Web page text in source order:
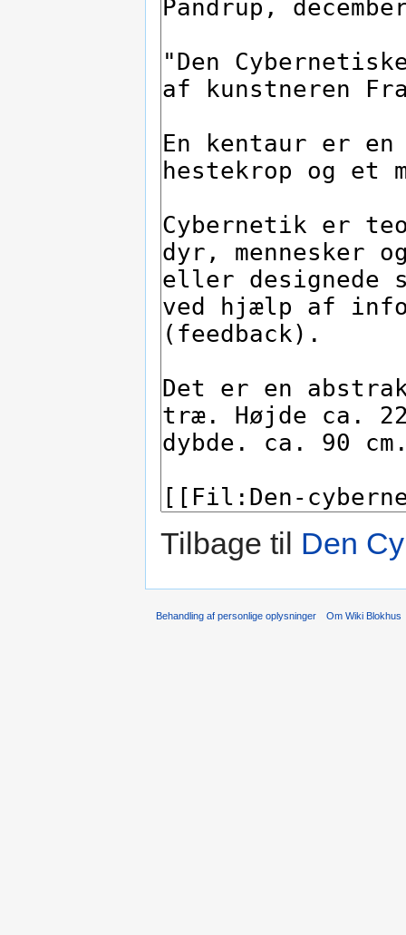
Tilbage til Den
Behandling af personlige oplysninger Om Wiki Blokhus